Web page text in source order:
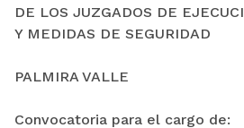
DE LOS JUZGADOS DE
Y MEDIDAS DE SEGURIDAD
PALMIRA VALLE
Convocatoria para el cargo de: